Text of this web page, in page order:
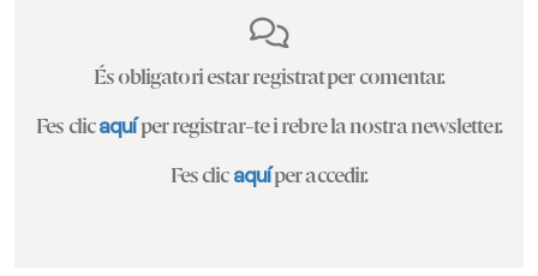
És obligatori estar registrat per comentar.
Fes clicaquíper registrar-te i rebre la nostra newsletter.
Fes clic aquíper accedir.